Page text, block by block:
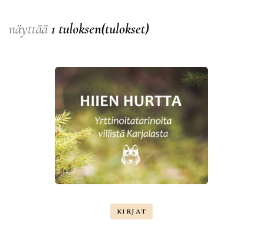
näyttää 1 tuloksen(tulokset)
KIRJAT